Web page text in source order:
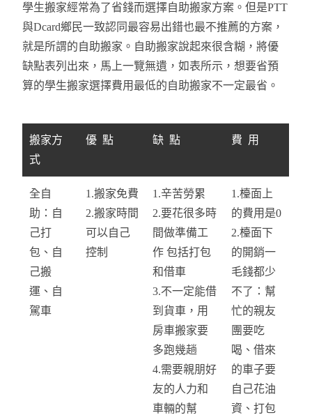
學生搬家經常為了省錢而選擇自助搬家方案。但是PTT
與Dcard鄉民一致認同最容易出錯也最不推薦的方案，
就是所謂的自助搬家。自助搬家說起來很含糊，將優
缺點表列出來，馬上一覽無遺，如表所示，想要省預
算的學生搬家選擇費用最低的自助搬家不一定最省。
搬家方
式
優 點 缺 點 費 用
全自
助：自
己打
包、自
己搬
運、自
駕車
1.搬家免費
2.搬家時間
可以自己
控制
1.辛苦勞累
2.要花很多時
間做準備工
作 包括打包
和借車
3.不一定能借
到貨車，用
房車搬家要
多跑幾趟
4.需要親朋好
友的人力和
車輛的幫
1.檯面上
的費用是0
2.檯面下
的開銷一
毛錢都少
不了：幫
忙的親友
團要吃
喝、借來
的車子要
自己花油
資、打包